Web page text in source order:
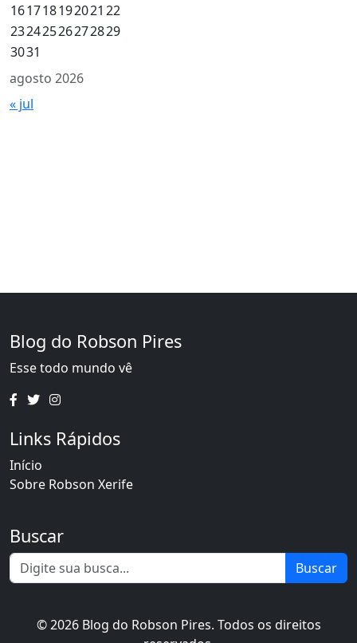
agosto 2026
161718192021 22
23242526272829
3031
« jul
Blog do Robson Pires
Esse todo mundo vê
Links Rápidos
Início
Sobre Robson Xerife
Buscar
Buscar
© 2026 Blog do Robson Pires. Todos os direitos